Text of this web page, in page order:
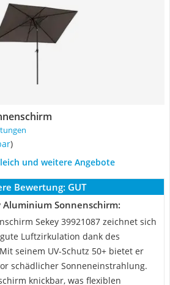
)
und weitere Angebote
Bewertung: GUT
Aluminium Sonnenschirm:
Sekey 39921087 zeichnet sich
Luftzirkulation dank des
seinem UV-Schutz 50+ bietet er
schädlicher Sonneneinstrahlung.
knickbar, was flexiblen